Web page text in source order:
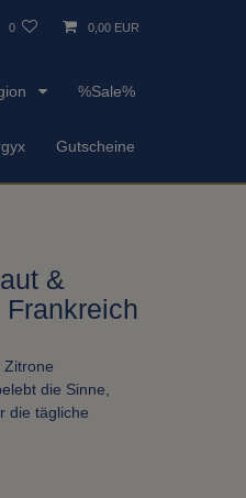
0 0,00 EUR
%Sale%
Gutscheine
&
Zitrone
die Sinne,
die tägliche